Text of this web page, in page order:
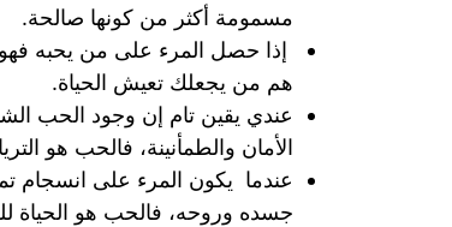
مسمومة أكثر من كونها صالحة.
إذا حصل المرء على من يحبه
هم من يجعلك تعيش الحياة.
عندي يقين تام إن وجود الحب
الأمان والطمأنينة، فالحب هو
عندما يكون المرء على انسجام
جسده وروحه، فالحب هو الحياة